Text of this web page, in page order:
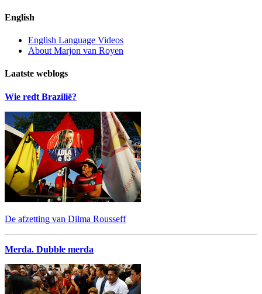
English
English Language Videos
About Marjon van Royen
Laatste weblogs
Wie redt Brazilië?
De afzetting van Dilma Rousseff
Merda. Dubble merda